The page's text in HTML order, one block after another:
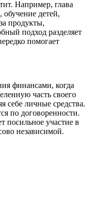
Например, глава
обучение детей,
продукты,
подход разделяет
помогает
финансами, когда
часть своего
себе личные средства.
по договоренности.
посильное участие в
независимой.